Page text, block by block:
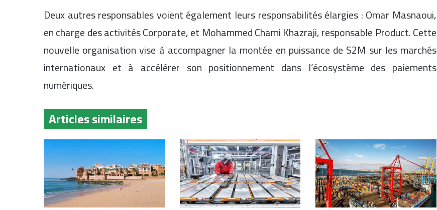
Deux autres responsables voient également leurs responsabilités élargies : Omar Masnaoui,
en charge des activités Corporate, et Mohammed Chami Khazraji, responsable Product. Cette
nouvelle organisation vise à accompagner la montée en puissance de S2M sur les marchés
internationaux et à accélérer son positionnement dans l’écosystème des paiements
numériques.
Articles similaires